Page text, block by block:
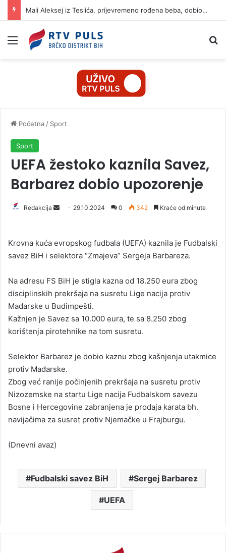
Mali Aleksej iz Teslića, prijevremeno rođena beba, dobio životnu bitku na UKC-u Srpske
Izbornik
Početna / Sport
Sport
UEFA žestoko kaznila Savez,
Barbarez dobio upozorenje
Redakcija
d
a
e
m
a
i
l
29.10.2024 0 342 Kraće od minute
Krovna kuća evropskog fudbala (UEFA) kaznila je Fudbalski
savez BiH i selektora “Zmajeva” Sergeja Barbareza.
Na adresu FS BiH je stigla kazna od 18.250 eura zbog
disciplinskih prekršaja na susretu Lige nacija protiv
Mađarske u Budimpešti.
Kažnjen je Savez sa 10.000 eura, te sa 8.250 zbog
korištenja pirotehnike na tom susretu.
Selektor Barbarez je dobio kaznu zbog kašnjenja utakmice
protiv Mađarske.
Zbog već ranije počinjenih prekršaja na susretu protiv
Nizozemske na startu Lige nacija Fudbalskom savezu
Bosne i Hercegovine zabranjena je prodaja karata bh.
navijačima za susret protiv Njemačke u Frajburgu.
(Dnevni avaz)
Fudbalski savez BiH Sergej Barbarez
UEFA